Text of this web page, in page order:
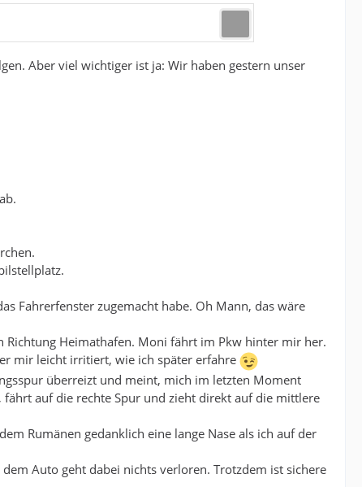
Aber viel wichtiger ist ja: Wir haben gestern unser
Fahrerfenster zugemacht habe. Oh Mann, das wäre
Richtung Heimathafen. Moni fährt im Pkw hinter mir her.
mir leicht irritiert, wie ich später erfahre
überreizt und meint, mich im letzten Moment
auf die rechte Spur und zieht direkt auf die mittlere
Rumänen gedanklich eine lange Nase als ich auf der
Auto geht dabei nichts verloren. Trotzdem ist sichere